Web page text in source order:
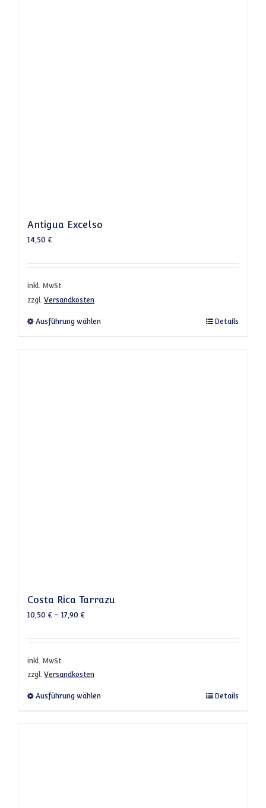
Antigua Excelso
14,50 €
inkl. MwSt.
zzgl. Versandkosten
Ausführung wählen Dieses Produkt weist mehrere Varianten
Details
Costa Rica Tarrazu
10,50 €– 17,90 €
inkl. MwSt.
zzgl. Versandkosten
Ausführung wählen Dieses Produkt weist mehrere Varianten
Details